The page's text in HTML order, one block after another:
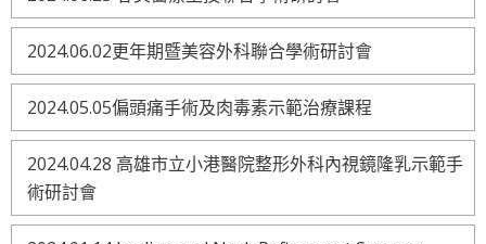
2024.06.02更年期暨美容外科聯合學術研討會
2024.05.05偏頭痛手術及肉毒素示範治療課程
2024.04.28 高雄市立小港醫院整形外科內視鏡隆乳示範手
術研討會